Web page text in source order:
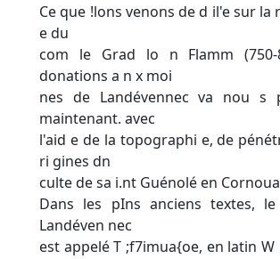
Ce que !lons venons de d il'e sur la
e du
com le Grad lo n Flamm
donations a n x moi­
nes de Landévennec va nou s
maintenant. avec
l'aid e de la topographi e, de
ri gines dn
culte de sa i.nt Guénolé en
Dans les pIns anciens textes,
Landéven nec
est appelé T ;f7imua{oe, en latin